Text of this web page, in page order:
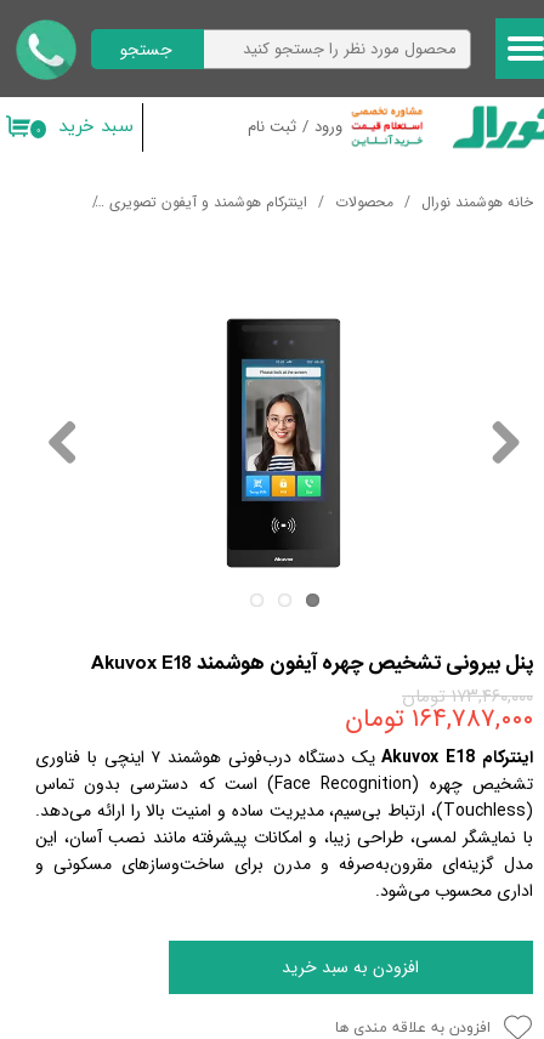
ورود / ثبت نام
حساب کاربری من
تغییر گذر واژه
خروج از حساب کاربری
جستجو
۰ سبد خرید
خانه هوشمند نورال محصولات اینترکام هوشمند و آیفون تصویری
پنل بیرونی تشخیص چهره آیفون هوشمند Akuvox E18
۱۷۳,۴۶۰,۰۰۰ تومان
۱۶۴,۷۸۷,۰۰۰ تومان
اینترکام Akuvox E18
یک دستگاه درب‌فونی هوشمند ۷ اینچی با فناوری
تشخیص چهره (Face Recognition) است که دسترسی بدون تماس
(Touchless)، ارتباط بی‌سیم، مدیریت ساده و امنیت بالا را ارائه می‌دهد.
با نمایشگر لمسی، طراحی زیبا، و امکانات پیشرفته مانند نصب آسان، این
مدل گزینه‌ای مقرون‌به‌صرفه و مدرن برای ساخت‌و‌سازهای مسکونی و
اداری محسوب می‌شود.
افزودن به سبد خرید
افزودن به علاقه مندی ها